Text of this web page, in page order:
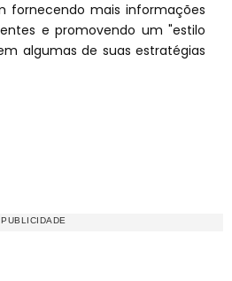
fornecendo mais informações
e promovendo um "estilo
algumas de suas estratégias